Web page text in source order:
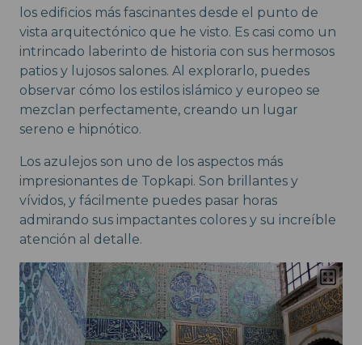
los edificios más fascinantes desde el punto de
vista arquitectónico que he visto. Es casi como un
intrincado laberinto de historia con sus hermosos
patios y lujosos salones. Al explorarlo, puedes
observar cómo los estilos islámico y europeo se
mezclan perfectamente, creando un lugar
sereno e hipnótico.
Los azulejos son uno de los aspectos más
impresionantes de Topkapi. Son brillantes y
vívidos, y fácilmente puedes pasar horas
admirando sus impactantes colores y su increíble
atención al detalle.